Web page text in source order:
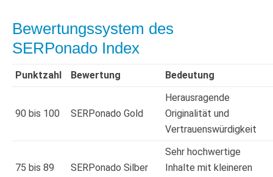
Bewertungssystem des
SERPonado Index
Punktzahl Bewertung Bedeutung
90 bis 100 SERPonado Gold
Herausragende
Originalität und
Vertrauenswürdigkeit
75 bis 89 SERPonado Silber
Sehr hochwertige
Inhalte mit kleineren